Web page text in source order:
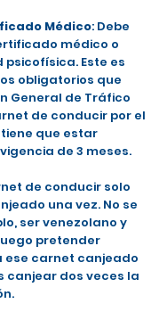
Médico: Debe
médico o
Este es
obligatorios que
General de Tráfico
de conducir por el
que estar
de 3 meses.
de conducir solo
una vez. No se
ser venezolano y
pretender
ese carnet canjeado
canjear dos veces la